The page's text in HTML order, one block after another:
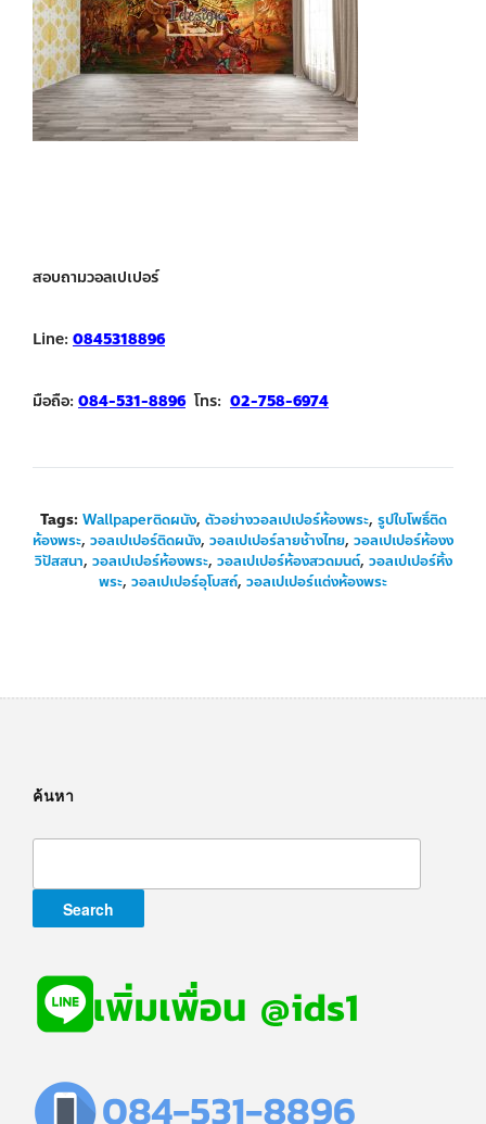
สอบถามวอลเปเปอร์
Line: 0845318896
มือถือ: 084-531-8896 โทร: 02-758-6974
Tags: Wallpaperติดผนัง, ตัวอย่างวอลเปเปอร์ห้องพระ, รูปใบโพธิ์ติด
ห้องพระ, วอลเปเปอร์ติดผนัง, วอลเปเปอร์ลายช้างไทย, วอลเปเปอร์ห้องง
วิปัสสนา, วอลเปเปอร์ห้องพระ, วอลเปเปอร์ห้องสวดมนต์, วอลเปเปอร์หิ้ง
พระ, วอลเปเปอร์อุโบสถ์, วอลเปเปอร์แต่งห้องพระ
ค้นหา